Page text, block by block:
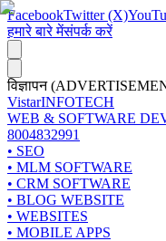
FacebookTwitter (X)
हमारे बारे मेंसंपर्क करें
विज्ञापन
VistarINFOTECH
WEB & SOFTWARE
8004832991
• SEO
• MLM SOFTWARE
• CRM SOFTWARE
• BLOG WEBSITE
• WEBSITES
• MOBILE APPS